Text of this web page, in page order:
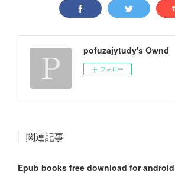
pofuzajytudy's Ownd
フォロー
関連記事